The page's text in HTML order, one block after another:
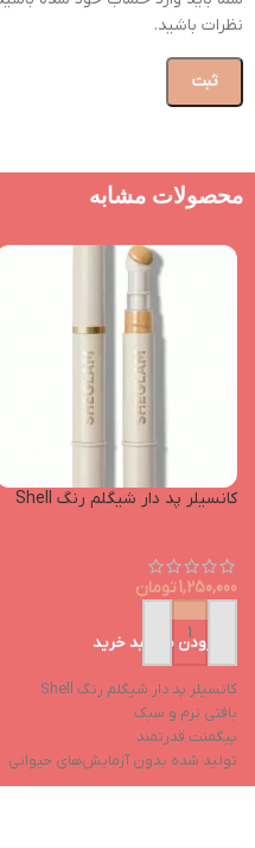
نظرات باشید.
محصولات مشابه
کانسیلر پد دار شیگلم رنگ Shell
1,250,000تومان
افزودن به سبد خرید
کانسیلر پد دار شیگلم رنگ Shell
بافتی نرم و سبک
پیگمنت قدرتمند
تولید شده بدون آزمایش‌های حیوانی
خواص مرطوب‌کننده